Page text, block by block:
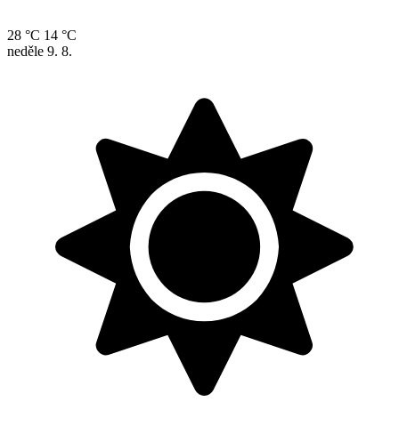
28 °C 14 °C
neděle 9. 8.